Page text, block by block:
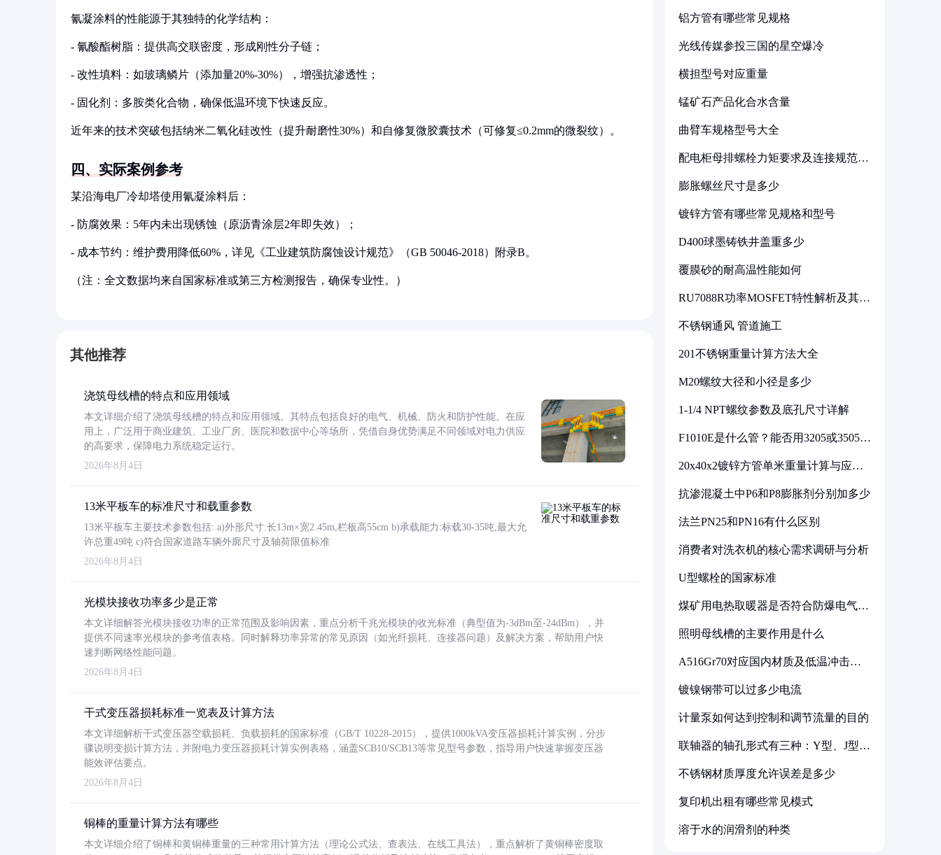
氰凝涂料的性能源于其独特的化学结构：
- 氰酸酯树脂：提供高交联密度，形成刚性分子链；
- 改性填料：如玻璃鳞片（添加量20%-30%），增强抗渗透性；
- 固化剂：多胺类化合物，确保低温环境下快速反应。
近年来的技术突破包括纳米二氧化硅改性（提升耐磨性30%）和自修复微胶囊技术（可修复≤0.2mm的微裂纹）。
四、实际案例参考
某沿海电厂冷却塔使用氰凝涂料后：
- 防腐效果：5年内未出现锈蚀（原沥青涂层2年即失效）；
- 成本节约：维护费用降低60%，详见《工业建筑防腐蚀设计规范》（GB 50046-2018）附录B。
（注：全文数据均来自国家标准或第三方检测报告，确保专业性。）
其他推荐
浇筑母线槽的特点和应用领域
本文详细介绍了浇筑母线槽的特点和应用领域。其特点包括良好的电气、机械、防火和防护性能。在应
用上，广泛用于商业建筑、工业厂房、医院和数据中心等场所，凭借自身优势满足不同领域对电力供应
的高要求，保障电力系统稳定运行。
2026年8月4日
13米平板车的标准尺寸和载重参数
13米平板车主要技术参数包括: a)外形尺寸:长13m×宽2.45m,栏板高55cm b)承载能力:标载30-35吨,最大允
许总重49吨 c)符合国家道路车辆外廓尺寸及轴荷限值标准
2026年8月4日
光模块接收功率多少是正常
本文详细解答光模块接收功率的正常范围及影响因素，重点分析千兆光模块的收光标准（典型值为-3dBm至-24dBm），并
提供不同速率光模块的参考值表格。同时解释功率异常的常见原因（如光纤损耗、连接器问题）及解决方案，帮助用户快
速判断网络性能问题。
2026年8月4日
干式变压器损耗标准一览表及计算方法
本文详细解析干式变压器空载损耗、负载损耗的国家标准（GB/T 10228-2015），提供1000kVA变压器损耗计算实例，分步
骤说明变损计算方法，并附电力变压器损耗计算实例表格，涵盖SCB10/SCB13等常见型号参数，指导用户快速掌握变压器
能效评估要点。
2026年8月4日
铜棒的重量计算方法有哪些
本文详细介绍了铜棒和黄铜棒重量的三种常用计算方法（理论公式法、查表法、在线工具法），重点解析了黄铜棒密度取
铝方管有哪些常见规格
光线传媒参投三国的星空爆冷
横担型号对应重量
锰矿石产品化合水含量
曲臂车规格型号大全
配电柜母排螺栓力矩要求及连接规范详
膨胀螺丝尺寸是多少
镀锌方管有哪些常见规格和型号
D400球墨铸铁井盖重多少
覆膜砂的耐高温性能如何
RU7088R功率MOSFET特性解析及其在
不锈钢通风 管道施工
201不锈钢重量计算方法大全
M20螺纹大径和小径是多少
1-1/4 NPT螺纹参数及底孔尺寸详解
F1010E是什么管？能否用3205或3505代
20x40x2镀锌方管单米重量计算与应用
抗渗混凝土中P6和P8膨胀剂分别加多少
法兰PN25和PN16有什么区别
消费者对洗衣机的核心需求调研与分析
U型螺栓的国家标准
煤矿用电热取暖器是否符合防爆电气设
照明母线槽的主要作用是什么
A516Gr70对应国内材质及低温冲击要
镀镍钢带可以过多少电流
计量泵如何达到控制和调节流量的目的
联轴器的轴孔形式有三种：Y型、J型、
不锈钢材质厚度允许误差是多少
复印机出租有哪些常见模式
溶于水的润滑剂的种类